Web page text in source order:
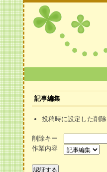
記事編集
投稿時に設定した削
削除キー
作業内容